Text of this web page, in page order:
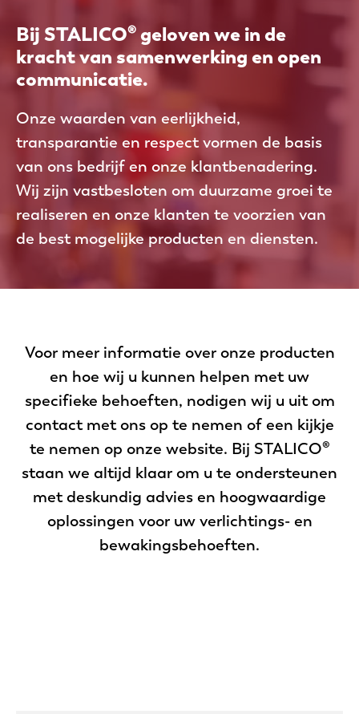
Bij STALICO® geloven we in de
kracht van samenwerking en open
communicatie.
Onze waarden van eerlijkheid,
transparantie en respect vormen de basis
van ons bedrijf en onze klantbenadering.
Wij zijn vastbesloten om duurzame groei te
realiseren en onze klanten te voorzien van
de best mogelijke producten en diensten.
Voor meer informatie over onze producten
en hoe wij u kunnen helpen met uw
specifieke behoeften, nodigen wij u uit om
contact met ons op te nemen of een kijkje
te nemen op onze website. Bij STALICO®
staan we altijd klaar om u te ondersteunen
met deskundig advies en hoogwaardige
oplossingen voor uw verlichtings- en
bewakingsbehoeften.